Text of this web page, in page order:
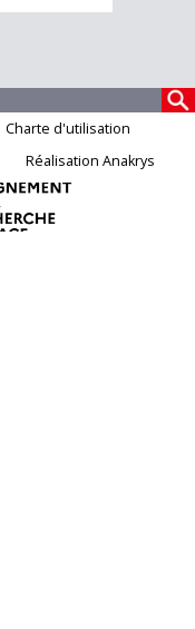
Charte d'utilisation
Réalisation Anakrys